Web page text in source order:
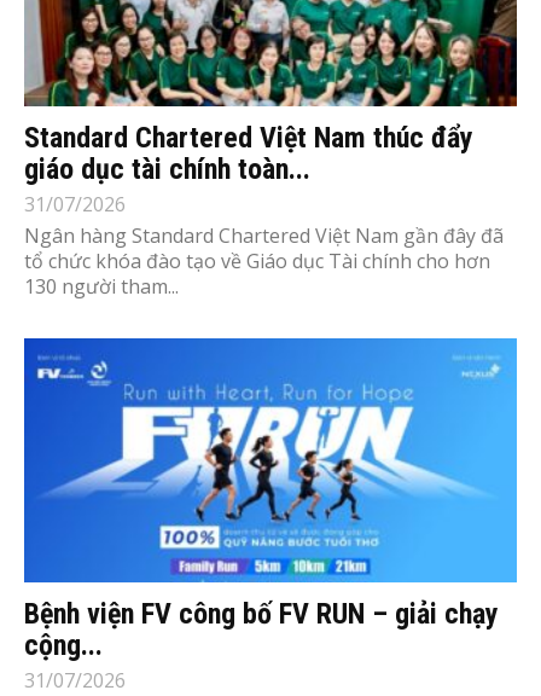
Standard Chartered Việt Nam thúc đẩy
giáo dục tài chính toàn...
31/07/2026
Ngân hàng Standard Chartered Việt Nam gần đây đã
tổ chức khóa đào tạo về Giáo dục Tài chính cho hơn
130 người tham...
Bệnh viện FV công bố FV RUN – giải chạy
cộng...
31/07/2026